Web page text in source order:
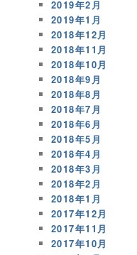
2019年2月
2019年1月
2018年12月
2018年11月
2018年10月
2018年9月
2018年8月
2018年7月
2018年6月
2018年5月
2018年4月
2018年3月
2018年2月
2018年1月
2017年12月
2017年11月
2017年10月